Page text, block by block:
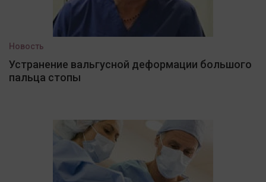
Новость
Устранение вальгусной деформации большого
пальца стопы